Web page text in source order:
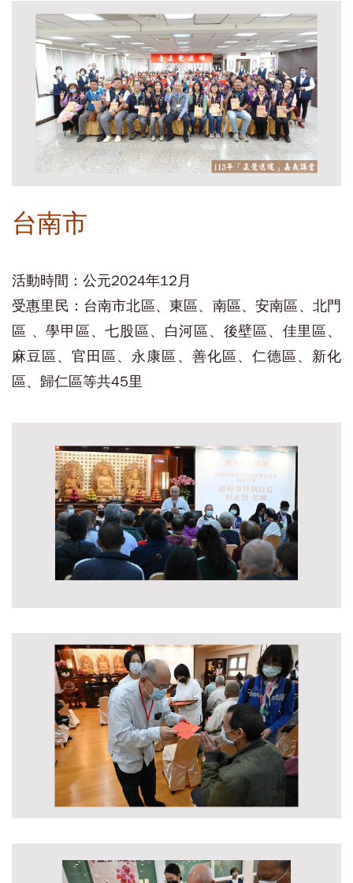
台南市
活動時間：公元2024年12月
受惠里民：台南市北區、東區、南區、安南區、北門
區 、學甲區、七股區、白河區、後壁區、佳里區、
麻豆區、官田區、永康區、善化區、仁德區、新化
區、歸仁區等共45里